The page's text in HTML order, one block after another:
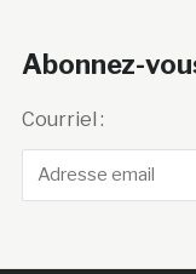
Abonnez-
Courriel :